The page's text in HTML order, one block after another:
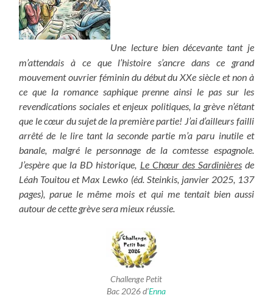
Une lecture bien décevante tant je
m’attendais à ce que l’histoire s’ancre dans ce grand
mouvement ouvrier féminin du début du XXe siècle et non à
ce que la romance saphique prenne ainsi le pas sur les
revendications sociales et enjeux politiques, la grève n’étant
que le cœur du sujet de la première partie! J’ai d’ailleurs failli
arrêté de le lire tant la seconde partie m’a paru inutile et
banale, malgré le personnage de la comtesse espagnole.
J’espère que la BD historique, Le Chœur des Sardinièresde
Léah Touitou et Max Lewko (éd. Steinkis, janvier 2025, 137
pages), parue le même mois et qui me tentait bien aussi
autour de cette grève sera mieux réussie.
Challenge Petit
Bac 2026 d’Enna